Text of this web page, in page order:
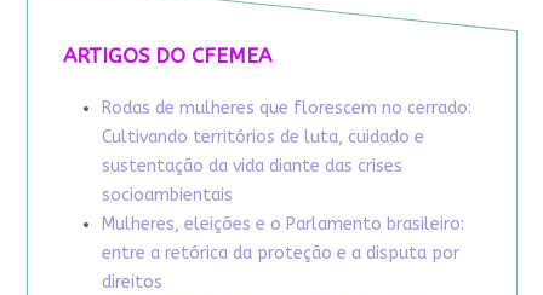
ARTIGOS DO CFEMEA
Rodas de mulheres que florescem no cerrado:
Cultivando territórios de luta, cuidado e
sustentação da vida diante das crises
socioambientais
Mulheres, eleições e o Parlamento brasileiro:
entre a retórica da proteção e a disputa por
direitos